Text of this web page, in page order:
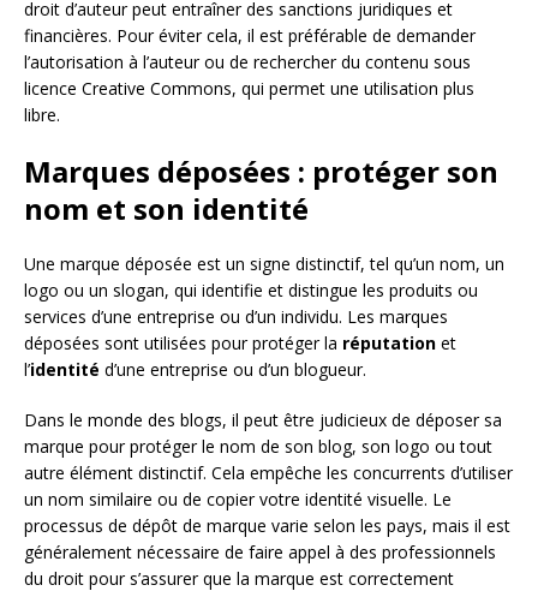
droit d’auteur peut entraîner des sanctions juridiques et
financières. Pour éviter cela, il est préférable de demander
l’autorisation à l’auteur ou de rechercher du contenu sous
licence Creative Commons, qui permet une utilisation plus
libre.
Marques déposées : protéger son
nom et son identité
Une marque déposée est un signe distinctif, tel qu’un nom, un
logo ou un slogan, qui identifie et distingue les produits ou
services d’une entreprise ou d’un individu. Les marques
déposées sont utilisées pour protéger la réputation et
l’identité d’une entreprise ou d’un blogueur.
Dans le monde des blogs, il peut être judicieux de déposer sa
marque pour protéger le nom de son blog, son logo ou tout
autre élément distinctif. Cela empêche les concurrents d’utiliser
un nom similaire ou de copier votre identité visuelle. Le
processus de dépôt de marque varie selon les pays, mais il est
généralement nécessaire de faire appel à des professionnels
du droit pour s’assurer que la marque est correctement